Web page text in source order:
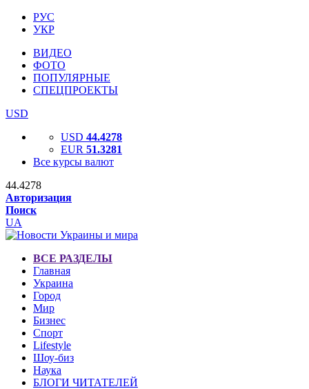
РУС
УКР
ВИДЕО
ФОТО
ПОПУЛЯРНЫЕ
СПЕЦПРОЕКТЫ
USD
USD 44.4278
EUR 51.3281
Все курсы валют
44.4278
Авторизация
Поиск
UA
ВСЕ РАЗДЕЛЫ
Главная
Украина
Город
Мир
Бизнес
Спорт
Lifestyle
Шоу-биз
Наука
БЛОГИ ЧИТАТЕЛЕЙ